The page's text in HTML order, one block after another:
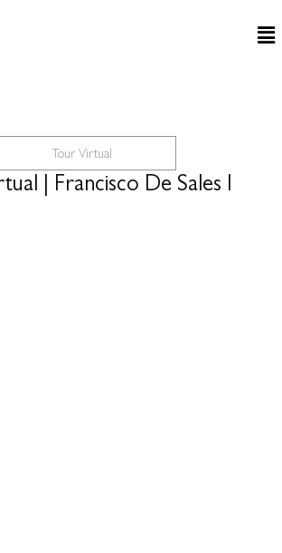
Tour Virtual
| Francisco De Sales I